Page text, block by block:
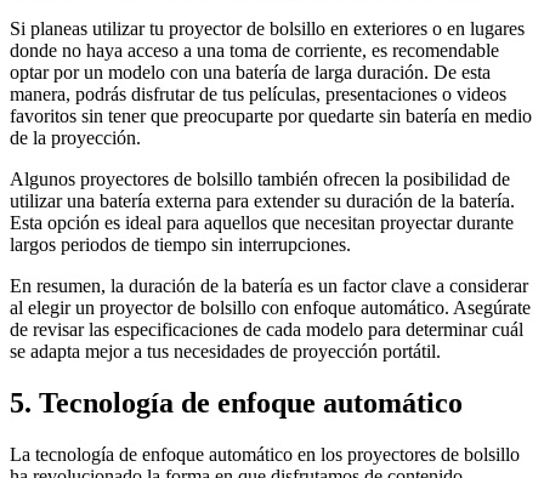
Si planeas utilizar tu proyector de bolsillo en exteriores o en lugares
donde no haya acceso a una toma de corriente, es recomendable
optar por un modelo con una batería de larga duración. De esta
manera, podrás disfrutar de tus películas, presentaciones o videos
favoritos sin tener que preocuparte por quedarte sin batería en medio
de la proyección.
Algunos proyectores de bolsillo también ofrecen la posibilidad de
utilizar una batería externa para extender su duración de la batería.
Esta opción es ideal para aquellos que necesitan proyectar durante
largos periodos de tiempo sin interrupciones.
En resumen, la duración de la batería es un factor clave a considerar
al elegir un proyector de bolsillo con enfoque automático. Asegúrate
de revisar las especificaciones de cada modelo para determinar cuál
se adapta mejor a tus necesidades de proyección portátil.
5. Tecnología de enfoque automático
La tecnología de enfoque automático en los proyectores de bolsillo